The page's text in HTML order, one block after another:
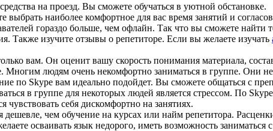
на проезд. Вы сможете обучаться в уютной обстановке.
наиболее комфортное для вас время занятий и
гораздо больше, чем офлайн. Так что вы сможете найти
Также изучите отзывы о репетиторе. Если вы желаете изучать
вам. Он оценит вашу скорость понимания материала,
Многим людям очень некомфортно заниматься в группе. Они
по Skype вам идеально подойдет. Вы сможете общаться с
в группе для некоторых людей является стрессом. По
себя дискомфортно на занятиях.
чем обучение на курсах или найм репетитора.
осваивать язык недорого, иметь возможность